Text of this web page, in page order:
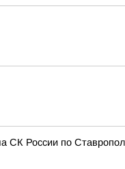
России по